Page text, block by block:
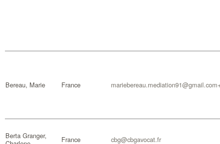
Bereau, Marie France
Berta Granger,
France cbg@cbgavocat.fr